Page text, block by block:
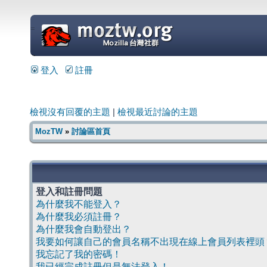
=
登入 註冊
檢視沒有回覆的主題 檢視最近討論的主題
MozTW» 討論區首頁
登入和註冊問題
為什麼我不能登入？
為什麼我必須註冊？
為什麼我會自動登出？
我要如何讓自己的會員名稱不出現在線上會員列表裡頭
我忘記了我的密碼！